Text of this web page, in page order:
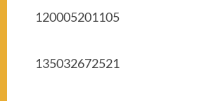
120005201105
135032672521